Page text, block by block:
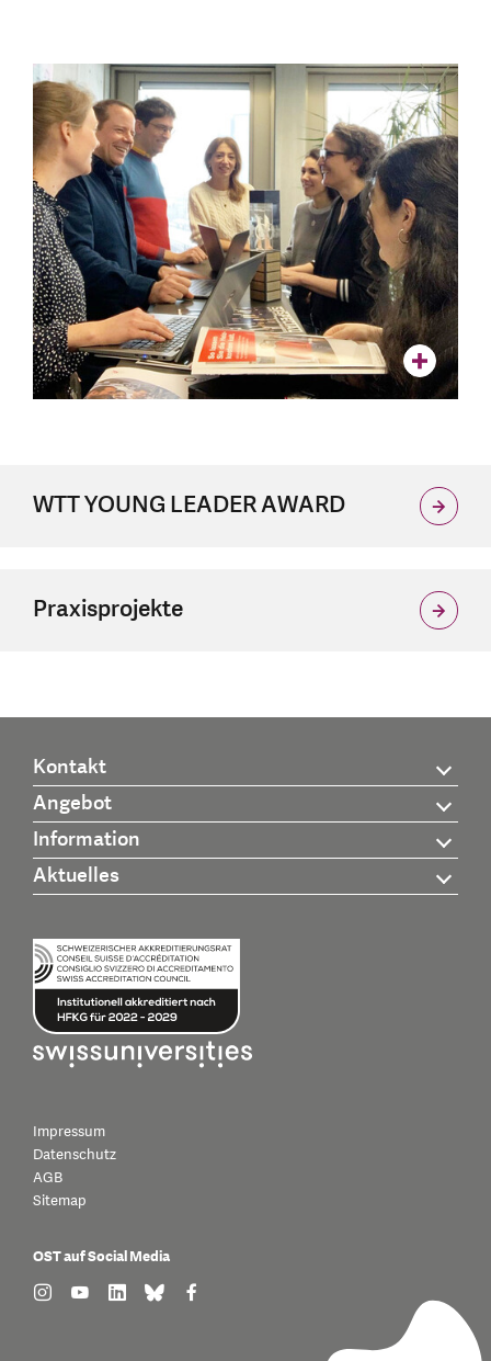
WTT YOUNG LEADER AWARD
Praxisprojekte
Kontakt
Angebot
Information
Aktuelles
Impressum
Datenschutz
AGB
Sitemap
OST auf Social Media
find us on: instagram
find us on: youtube
find us on: linkedin
find us on: bluesky
find us on: facebook